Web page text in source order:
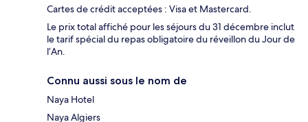
Cartes de crédit acceptées : Visa et Mastercard.
Le prix total affiché pour les séjours du 31 décembre inclut
le tarif spécial du repas obligatoire du réveillon du Jour de
l’An.
Connu aussi sous le nom de
Naya Hotel
Naya Algiers